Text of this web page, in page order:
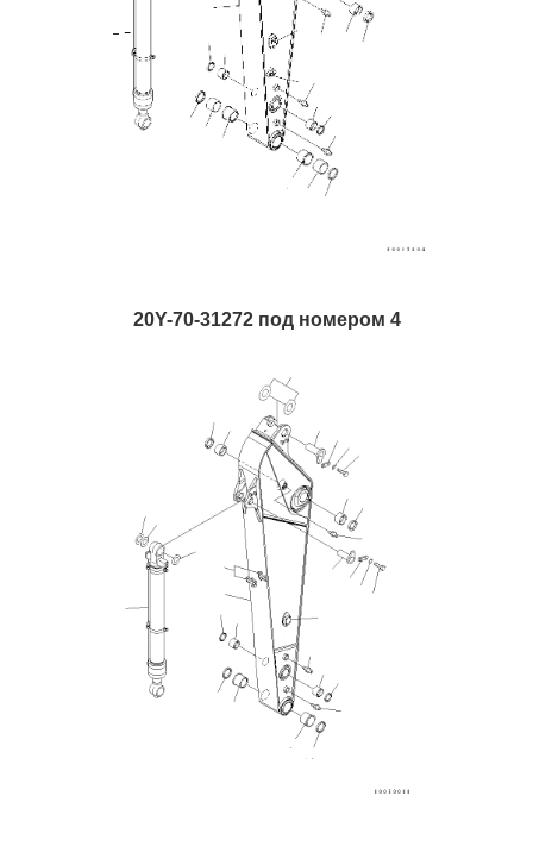
20Y-70-31272 под номером 4